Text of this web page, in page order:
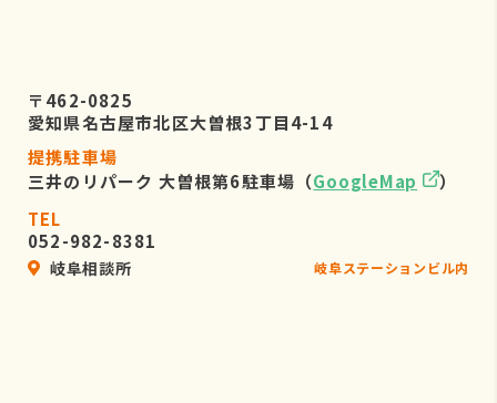
〒462-0825
愛知県名古屋市北区大曽根3丁目4-14
提携駐車場
三井のリパーク 大曽根第6駐車場（GoogleMap
）
TEL
052-982-8381
岐阜相談所 岐阜ステーションビル内